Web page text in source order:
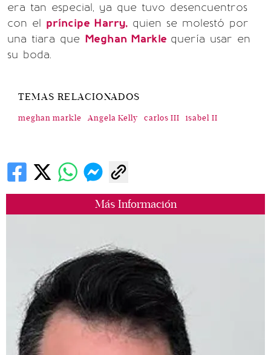
Más Información
era tan especial, ya que tuvo desencuentros
con el príncipe Harry, quien se molestó por
una tiara que Meghan Markle quería usar en
su boda.
TEMAS RELACIONADOS
meghan markle Angela Kelly carlos III isabel II